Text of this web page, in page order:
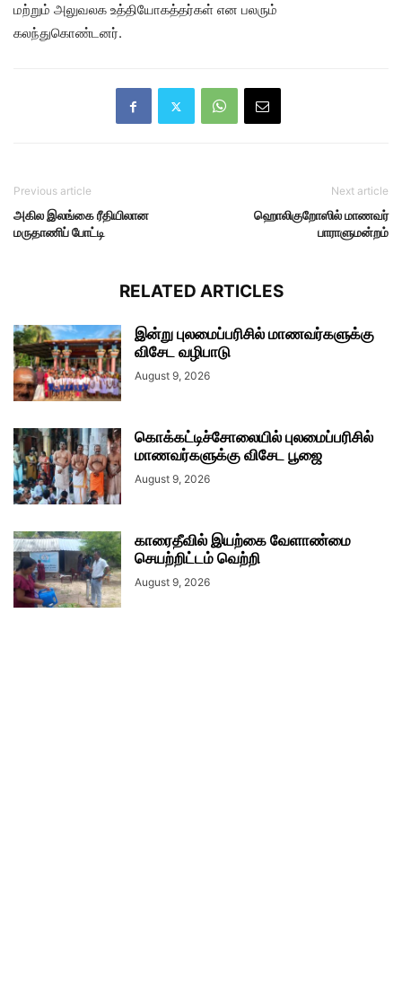
மற்றும் அலுவலக உத்தியோகத்தர்கள் என பலரும்
கலந்துகொண்டனர்.
Previous article
அகில இலங்கை ரீதியிலான
மருதாணிப் போட்டி
Next article
ஹொலிகுறோஸில் மாணவர்
பாராளுமன்றம்
RELATED ARTICLES
இன்று புலமைப்பரிசில் மாணவர்களுக்கு
விசேட வழிபாடு
August 9, 2026
கொக்கட்டிச்சோலையில் புலமைப்பரிசில்
மாணவர்களுக்கு விசேட பூஜை
August 9, 2026
காரைதீவில் இயற்கை வேளாண்மை
செயற்றிட்டம் வெற்றி
August 9, 2026